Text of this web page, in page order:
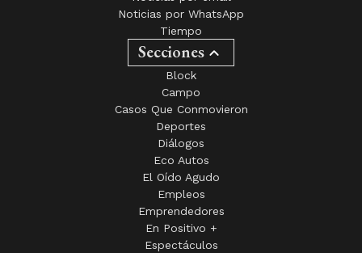
Noticias por WhatsApp
Tiempo
Secciones
Block
Campo
Casos Que Conmovieron
Deportes
Diálogos
Eco Autos
El Oído Agudo
Empleos
Emprendedores
En Positivo +
Espectáculos